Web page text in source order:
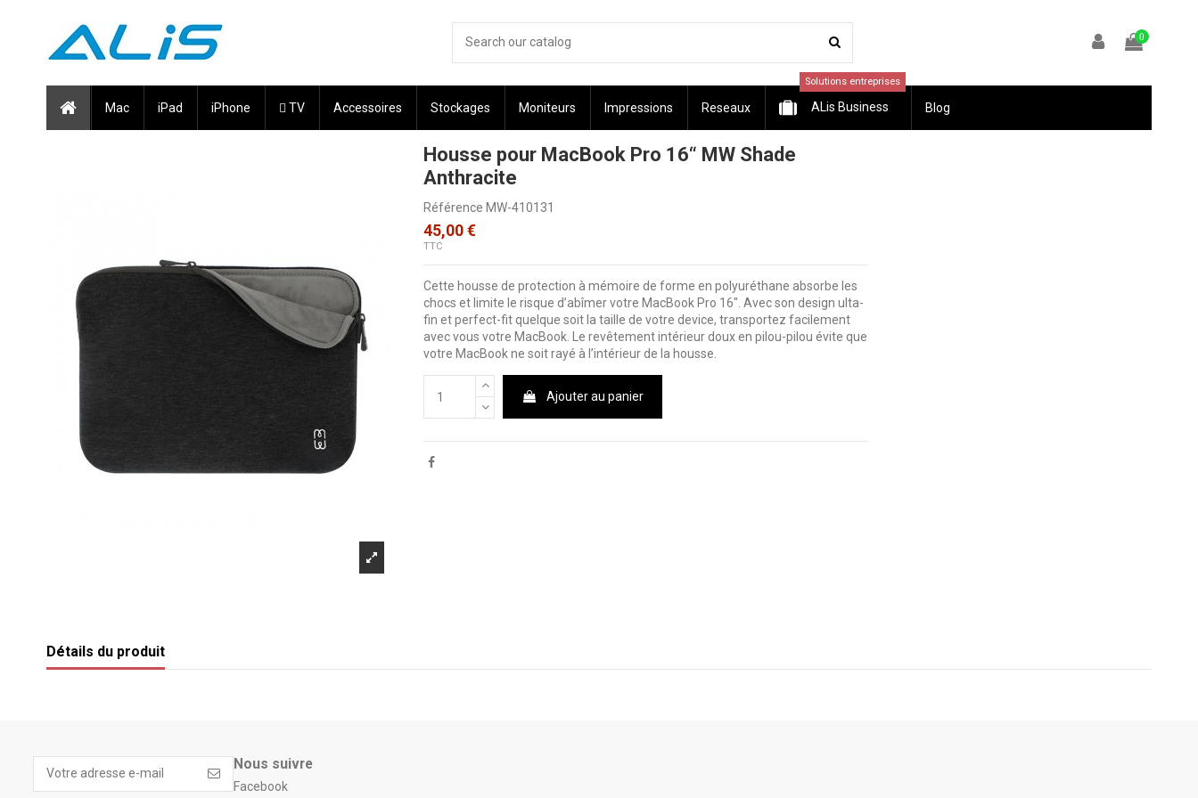
0
Mac iPad iPhone  TV Accessoires Stockages Moniteurs Impressions Reseaux ALis Business
Solutions entreprises
Blog
Housse pour MacBook Pro 16“ MW Shade
Anthracite
Référence MW-410131
45,00 €
TTC
Cette housse de protection à mémoire de forme en polyuréthane absorbe les
chocs et limite le risque d’abîmer votre MacBook Pro 16″. Avec son design ulta-
fin et perfect-fit quelque soit la taille de votre device, transportez facilement
avec vous votre MacBook. Le revêtement intérieur doux en pilou-pilou évite que
votre MacBook ne soit rayé à l’intérieur de la housse.
Ajouter au panier
Détails du produit
Nous suivre
Facebook